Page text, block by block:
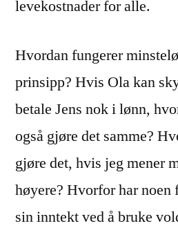
levekostnader for alle.
Hvordan fungerer
prinsipp? Hvis Ola kan
betale Jens nok i lønn,
også gjøre det samme?
gjøre det, hvis jeg mener
høyere? Hvorfor har
sin inntekt ved å bruke